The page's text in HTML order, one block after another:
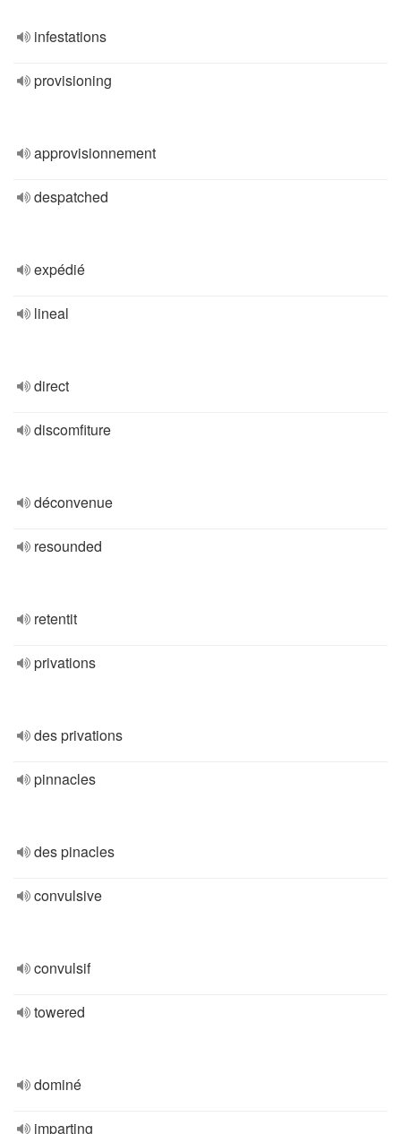
infestations
provisioning
approvisionnement
despatched
expédié
lineal
direct
discomfiture
déconvenue
resounded
retentit
privations
des privations
pinnacles
des pinacles
convulsive
convulsif
towered
dominé
imparting